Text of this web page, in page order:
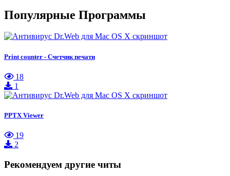
Популярные Программы
Print counter - Счетчик печати
18
1
PPTX Viewer
19
2
Рекомендуем другие читы